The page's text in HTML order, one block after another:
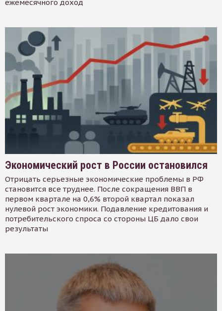
ежемесячного доход
Экономический рост в России остановился
Отрицать серьезные экономические проблемы в РФ
становится все труднее. После сокращения ВВП в
первом квартале на 0,6% второй квартал показал
нулевой рост экономики. Подавление кредитования и
потребительского спроса со стороны ЦБ дало свои
результаты